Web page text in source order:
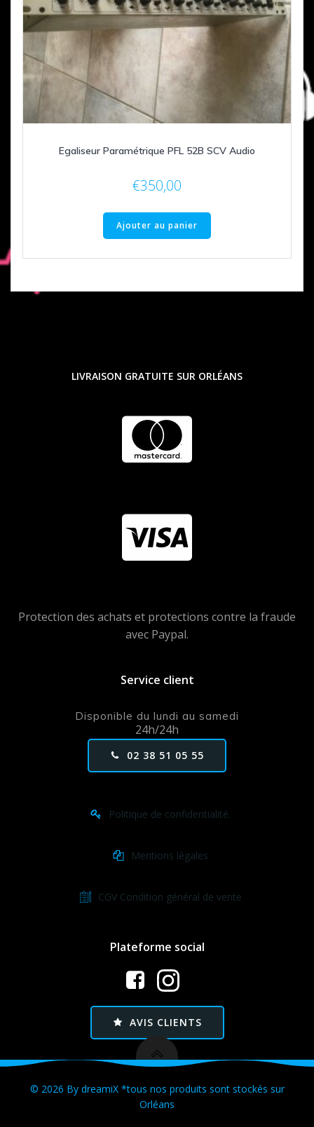
Egaliseur Paramétrique PFL 52B SCV Audio
€350,00
Ajouter au panier
LIVRAISON GRATUITE SUR ORLÉANS
Protection des achats et protections contre la fraude
avec Paypal.
Service client
Disponible du lundi au samedi
24h/24h
02 38 51 05 55
Politique de confidentialité.
Mentions légales
CGV Condition général de vente
Plateforme social
AVIS CLIENTS
© 2026 By dreamiX *tous nos produits sont stockés sur
Orléans